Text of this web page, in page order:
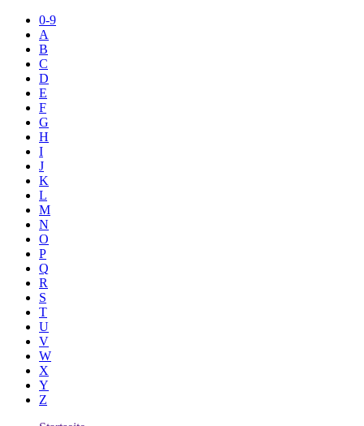
0-9
A
B
C
D
E
F
G
H
I
J
K
L
M
N
O
P
Q
R
S
T
U
V
W
X
Y
Z